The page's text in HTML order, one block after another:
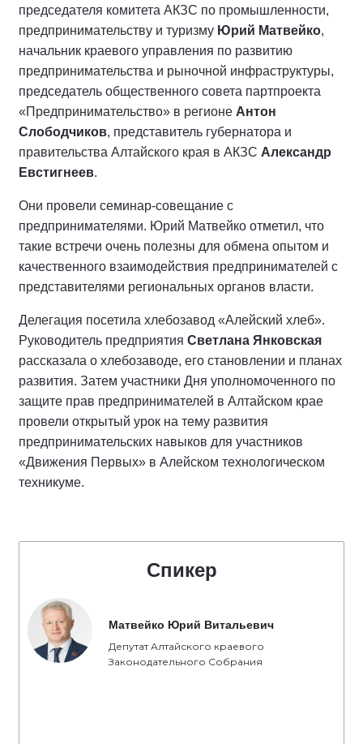
председателя комитета АКЗС по промышленности,
предпринимательству и туризму Юрий Матвейко,
начальник краевого управления по развитию
предпринимательства и рыночной инфраструктуры,
председатель общественного совета партпроекта
«Предпринимательство» в регионе Антон
Слободчиков, представитель губернатора и
правительства Алтайского края в АКЗС Александр
Евстигнеев.
Они провели семинар-совещание с
предпринимателями. Юрий Матвейко отметил, что
такие встречи очень полезны для обмена опытом и
качественного взаимодействия предпринимателей с
представителями региональных органов власти.
Делегация посетила хлебозавод «Алейский хлеб».
Руководитель предприятия Светлана Янковская
рассказала о хлебозаводе, его становлении и планах
развития. Затем участники Дня уполномоченного по
защите прав предпринимателей в Алтайском крае
провели открытый урок на тему развития
предпринимательских навыков для участников
«Движения Первых» в Алейском технологическом
техникуме.
Спикер
Матвейко Юрий Витальевич
Депутат Алтайского краевого
Законодательного Собрания